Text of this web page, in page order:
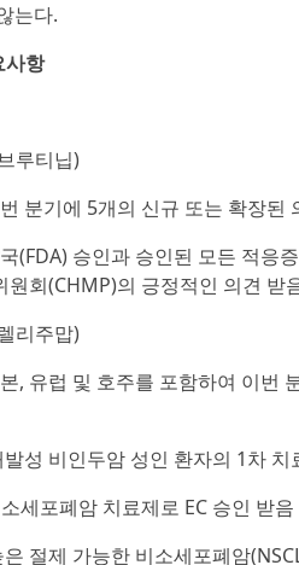
는다.
사항
루티닙)
분기에 5개의 신규 또는 확장
(FDA) 승인과 승인된 모든 적
원회(CHMP)의 긍정적인 의견 받
리주맙)
, 유럽 및 호주를 포함하여 이번
발성 비인두암 성인 환자의 1차
세포폐암 치료제로 EC 승인 받음
은 절제 가능한 비소세포폐암